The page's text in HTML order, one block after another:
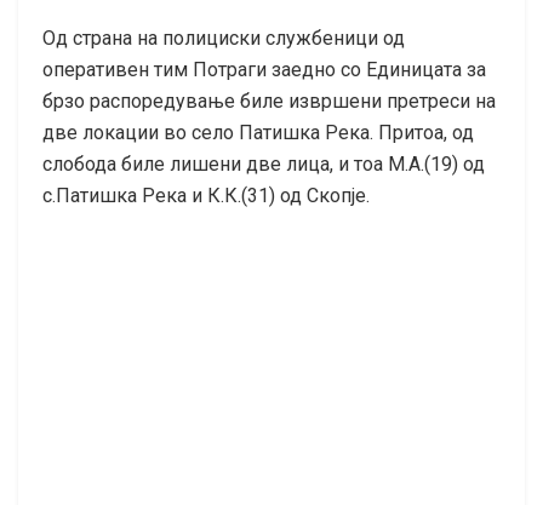
Од страна на полициски службеници од
оперативен тим Потраги заедно со Единицата за
брзо распоредување биле извршени претреси на
две локации во село Патишка Река. Притоа, од
слобода биле лишени две лица, и тоа М.А.(19) од
с.Патишка Река и К.К.(31) од Скопје.